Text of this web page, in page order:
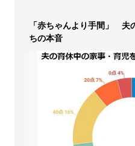
「赤ちゃんより手間」 夫
ちの本音